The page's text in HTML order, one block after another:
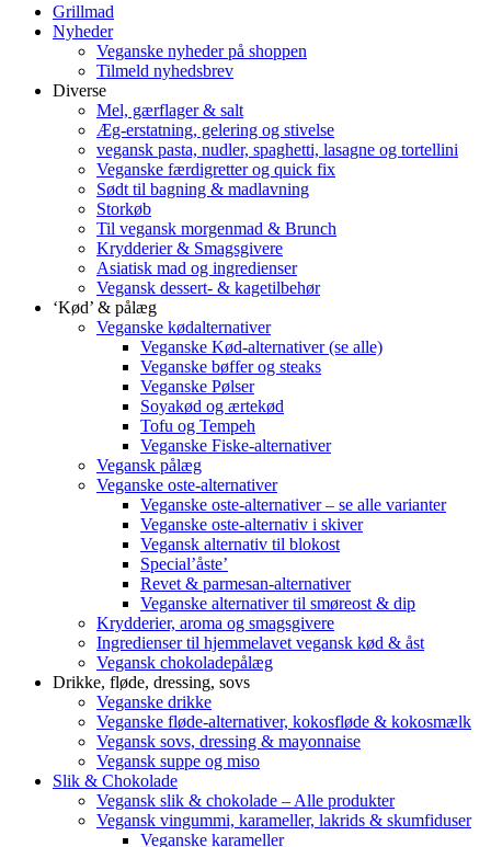
Grillmad
Nyheder
Veganske nyheder på shoppen
Tilmeld nyhedsbrev
Diverse
Mel, gærflager & salt
Æg-erstatning, gelering og stivelse
vegansk pasta, nudler, spaghetti, lasagne og tortellini
Veganske færdigretter og quick fix
Sødt til bagning & madlavning
Storkøb
Til vegansk morgenmad & Brunch
Krydderier & Smagsgivere
Asiatisk mad og ingredienser
Vegansk dessert- & kagetilbehør
‘Kød’ & pålæg
Veganske kødalternativer
Veganske Kød-alternativer (se alle)
Veganske bøffer og steaks
Veganske Pølser
Soyakød og ærtekød
Tofu og Tempeh
Veganske Fiske-alternativer
Vegansk pålæg
Veganske oste-alternativer
Veganske oste-alternativer – se alle varianter
Veganske oste-alternativ i skiver
Vegansk alternativ til blokost
Special’åste’
Revet & parmesan-alternativer
Veganske alternativer til smøreost & dip
Krydderier, aroma og smagsgivere
Ingredienser til hjemmelavet vegansk kød & åst
Vegansk chokoladepålæg
Drikke, fløde, dressing, sovs
Veganske drikke
Veganske fløde-alternativer, kokosfløde & kokosmælk
Vegansk sovs, dressing & mayonnaise
Vegansk suppe og miso
Slik & Chokolade
Vegansk slik & chokolade – Alle produkter
Vegansk vingummi, karameller, lakrids & skumfiduser
Veganske karameller